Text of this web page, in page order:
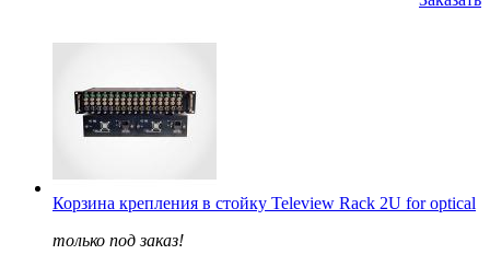
Корзина крепления в стойку Teleview Rack 2U for optical
только под заказ!